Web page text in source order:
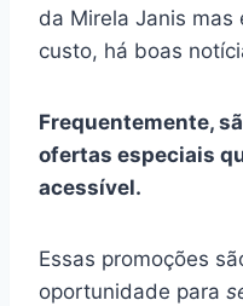
da Mirela Janis mas
custo, há boas
Frequentemente,
ofertas especiais
acessível.
Essas promoções
oportunidade para